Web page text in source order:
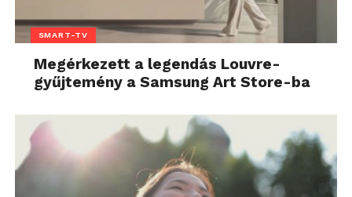
SMART-TV
Megérkezett a legendás Louvre-
gyűjtemény a Samsung Art Store-ba